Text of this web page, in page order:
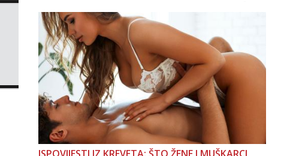
informacija, jer nepoznata osoba još nije zaslužila to
povjerenje. Takođe...